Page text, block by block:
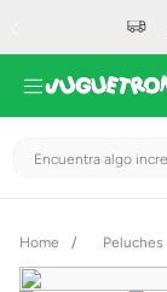
Encuentra algo
Peluches